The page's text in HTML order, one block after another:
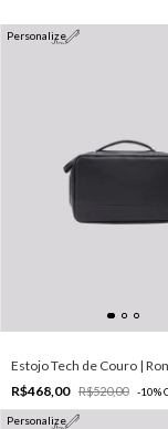
Personalize
Estojo Tech de Couro |
R$468,00
R$520,00 -10%
Personalize